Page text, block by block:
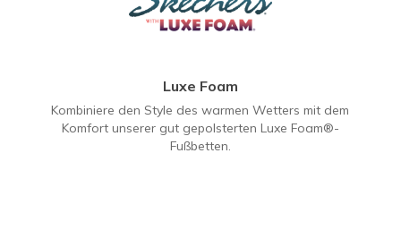
Luxe Foam
Kombiniere den Style des warmen Wetters mit dem
Komfort unserer gut gepolsterten Luxe Foam®-
Fußbetten.